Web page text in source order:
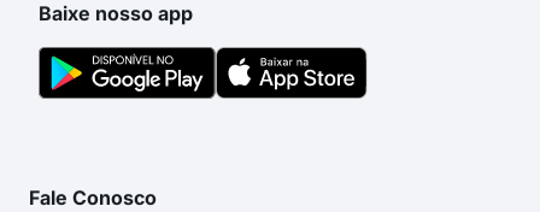
Baixe nosso app
Fale Conosco